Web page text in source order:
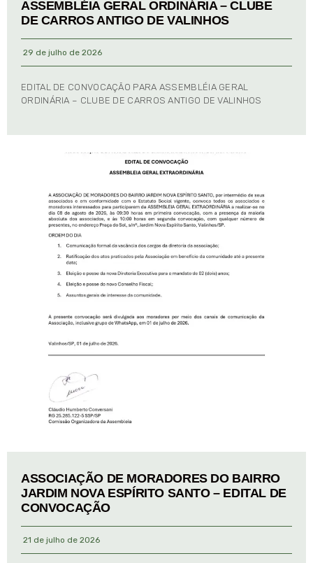
ASSEMBLÉIA GERAL ORDINÁRIA – CLUBE
DE CARROS ANTIGO DE VALINHOS
29 de julho de 2026
EDITAL DE CONVOCAÇÃO PARA ASSEMBLÉIA GERAL
ORDINÁRIA – CLUBE DE CARROS ANTIGO DE VALINHOS
ASSOCIAÇÃO DE MORADORES DO BAIRRO
JARDIM NOVA ESPÍRITO SANTO – EDITAL DE
CONVOCAÇÃO
21 de julho de 2026